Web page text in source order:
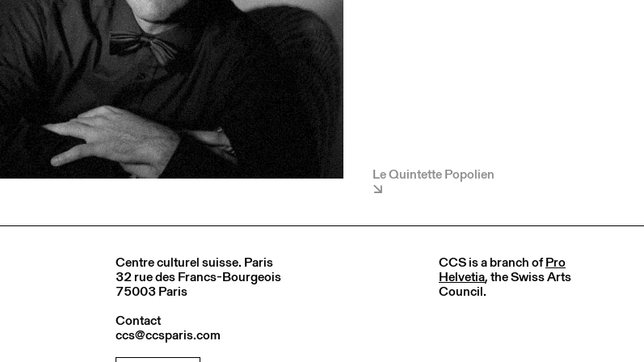
Le Quintette Popolien
Centre culturel suisse. Paris
32 rue des Francs-Bourgeois
75003 Paris
Contact
ccs@ccsparis.com
CCS is a branch ofPro
Helvetia, the Swiss Arts
Council.